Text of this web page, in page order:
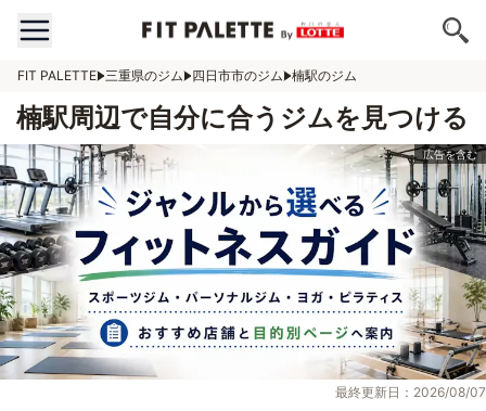
FIT PALETTE 三重県のジム 四日市市のジム 楠駅のジム
楠駅周辺で自分に合うジムを見つける
最終更新日：2026/08/07